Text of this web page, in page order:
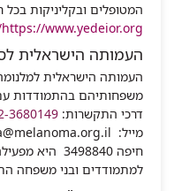
המטופלים ובקליניקות
https://www.yedeior.org/
העמותה הישראלית
העמותה הישראלית
משפחותיהם בהתמודדות
דרכי התקשרות: 3680149
מייל:
חיפה 3498840
למתמודדים ובני משפחה